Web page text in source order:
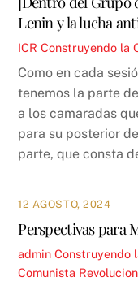
Lenin y la lucha
ICR Construyendo la
Como en cada
tenemos la parte
a los camaradas
para su posterior
parte, que consta
12 AGOSTO, 2024
Perspectivas para
admin Construyendo
Comunista